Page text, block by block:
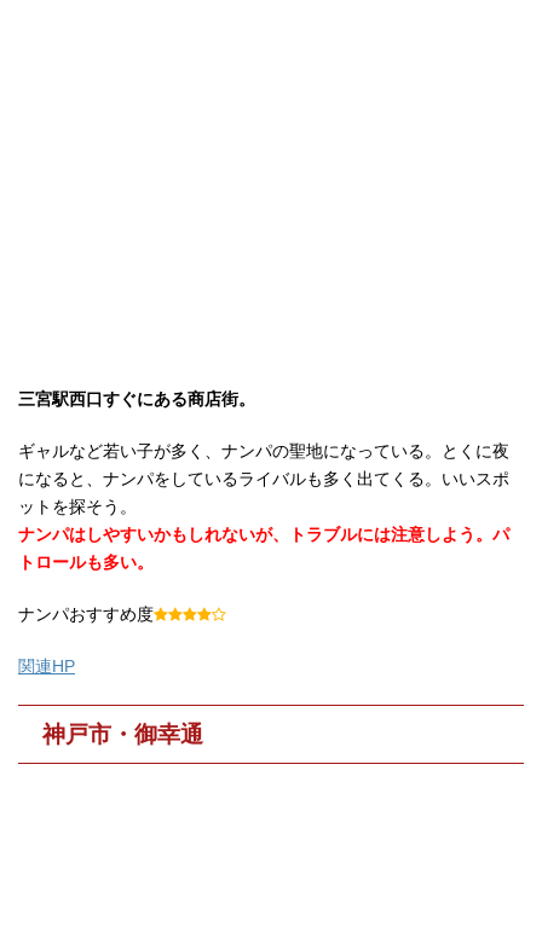
三宮駅西口すぐにある商店街。
ギャルなど若い子が多く、ナンパの聖地になっている。とくに夜
になると、ナンパをしているライバルも多く出てくる。いいスポ
ットを探そう。
ナンパはしやすいかもしれないが、トラブルには注意しよう。パ
トロールも多い。
ナンパおすすめ度
関連HP
神戸市・御幸通